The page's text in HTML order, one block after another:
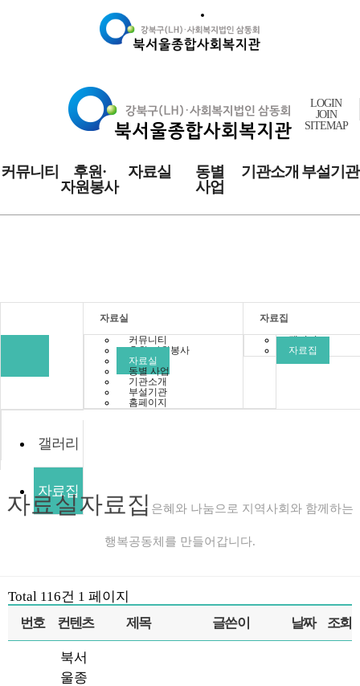
LOGIN
JOIN
SITEMAP
커뮤니티
후원·
자원봉사
자료실
동별
사업
기관소개 부설기관
자료실
커뮤니티
후원·자원봉사
자료실
동별 사업
기관소개
부설기관
홈페이지
자료집
갤러리
자료집
갤러리
자료집
자료실자료집 은혜와 나눔으로 지역사회와 함께하는
행복공동체를 만들어갑니다.
Total 116건 1 페이지
번호
컨텐츠 제목 글쓴이 날짜 조회
북서
울종